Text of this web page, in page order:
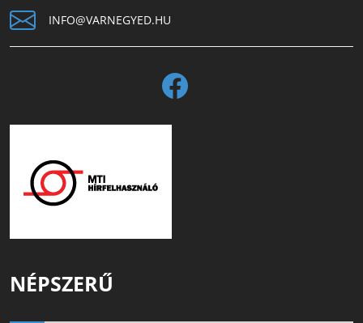
INFO@VARNEGYED.HU
NÉPSZERŰ